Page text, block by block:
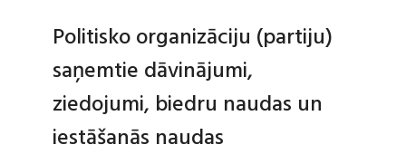
Politisko organizāciju (partiju)
saņemtie dāvinājumi,
ziedojumi, biedru naudas un
iestāšanās naudas